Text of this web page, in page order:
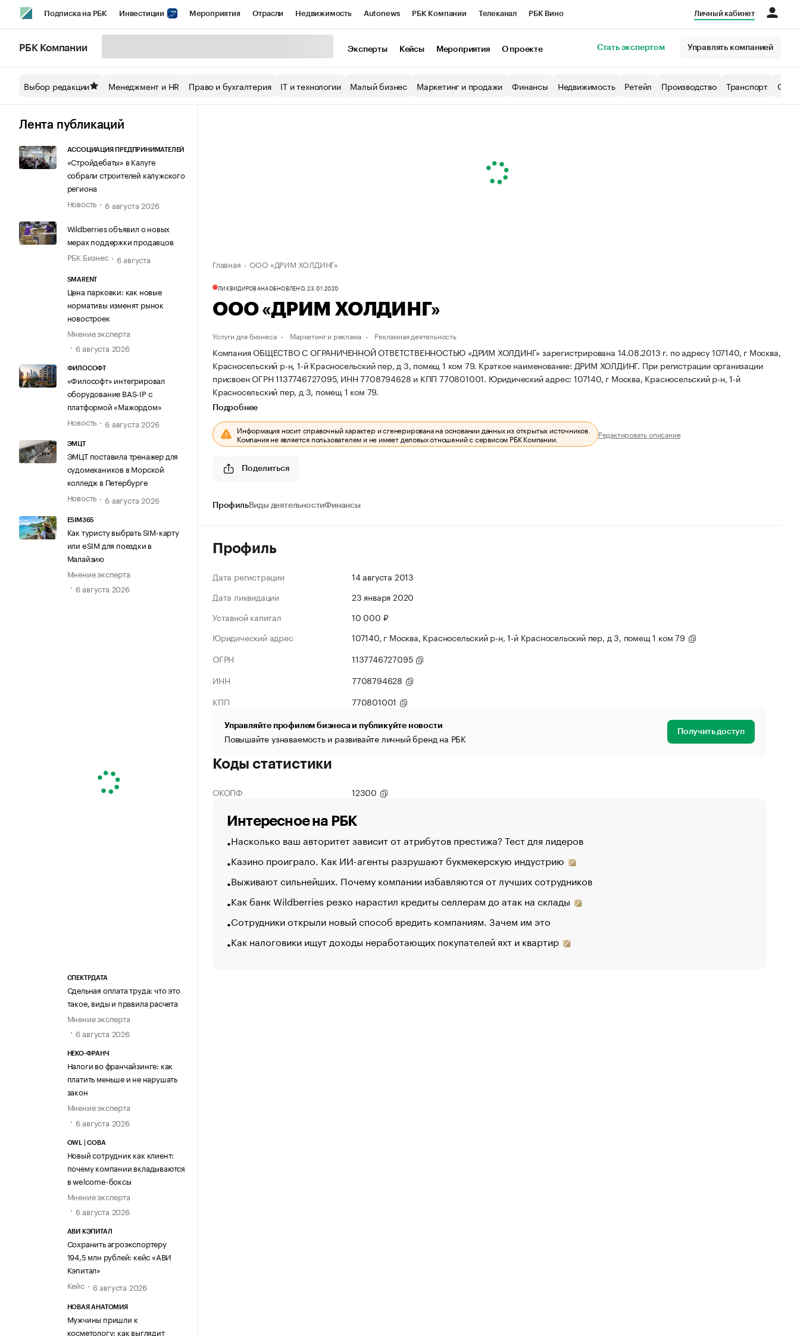
Подписка на РБК Инвестиции Мероприятия Отрасли Недвижимость Autonews РБК Компании Телеканал РБК Вино
Спецпроекты СПб Конференции СПб Спецпроекты Экономика Бизнес
Технологии и медиа
Личный кабинет
РБК Компании Эксперты Кейсы Мероприятия О проекте Стать экспертом Управлять компанией
Выбор редакции Менеджмент и HR Право и бухгалтерия IT и технологии Малый бизнес Маркетинг и продажи Финансы Недвижимость Ретейл Производство Транспорт
Лента публикаций
АССОЦИАЦИЯ ПРЕДПРИНИМАТЕЛЕЙ
«Стройдебаты» в Калуге
собрали строителей калужского
региона
Новость
6 августа 2026
Wildberries объявил о новых
мерах поддержки продавцов
РБК Бизнес
6 августа
SMARENT
Цена парковки: как новые
нормативы изменят рынок
новостроек
Мнение эксперта
6 августа 2026
ФИЛОСОФТ
«Философт» интегрировал
оборудование BAS-IP с
платформой «Мажордом»
Новость
6 августа 2026
ЭМЦТ
ЭМЦТ поставила тренажер для
судомехаников в Морской
колледж в Петербурге
Новость
6 августа 2026
ESIM365
Как туристу выбрать SIM-карту
или eSIM для поездки в
Малайзию
Мнение эксперта
6 августа 2026
СПЕКТРДАТА
Сдельная оплата труда: что это
такое, виды и правила расчета
Мнение эксперта
6 августа 2026
НЕКО-ФРАНЧ
Налоги во франчайзинге: как
платить меньше и не нарушать
закон
Мнение эксперта
6 августа 2026
OWL | СОВА
Новый сотрудник как клиент:
почему компании вкладываются
в welcome-боксы
Мнение эксперта
6 августа 2026
АВИ КЭПИТАЛ
Сохранить агроэкспортеру
194,5 млн рублей: кейс «АВИ
Кэпитал»
Кейс
6 августа 2026
НОВАЯ АНАТОМИЯ
Мужчины пришли к
косметологу: как выглядит
Главная ООО «ДРИМ ХОЛДИНГ»
ЛИКВИДИРОВАНАОБНОВЛЕНО, 23.01.2020
ООО «ДРИМ ХОЛДИНГ»
Услуги для бизнеса Маркетинг и реклама Рекламная деятельность
Компания ОБЩЕСТВО С ОГРАНИЧЕННОЙ ОТВЕТСТВЕННОСТЬЮ «ДРИМ ХОЛДИНГ» зарегистрирована 14.08.2013 г. по адресу 107140, г Москва,
Красносельский р-н, 1-й Красносельский пер, д 3, помещ 1 ком 79. Краткое наименование: ДРИМ ХОЛДИНГ. При регистрации организации
присвоен ОГРН 1137746727095, ИНН 7708794628 и КПП 770801001. Юридический адрес: 107140, г Москва, Красносельский р-н, 1-й
Красносельский пер, д 3, помещ 1 ком 79.
Подробнее
Информация носит справочный характер и сгенерирована на основании данных из открытых источников.
Компания не является пользователем и не имеет деловых отношений с сервисом РБК Компании. Редактировать описание
Поделиться
ПрофильВиды деятельностиФинансы
Профиль
Дата регистрации
14 августа 2013
Дата ликвидации
23 января 2020
Уставной капитал
10 000 ₽
Юридический адрес
107140, г Москва, Красносельский р-н, 1-й Красносельский пер, д 3, помещ 1 ком 79
ОГРН
1137746727095
ИНН
7708794628
КПП
770801001
Управляйте профилем бизнеса и публикуйте новости
Повышайте узнаваемость и развивайте личный бренд на РБК Получить доступ
Коды статистики
ОКОПФ 12300
Интересное на РБК
Насколько ваш авторитет зависит от атрибутов престижа? Тест для лидеров
Казино проиграло. Как ИИ-агенты разрушают букмекерскую индустрию
Выживают сильнейших. Почему компании избавляются от лучших сотрудников
Как банк Wildberries резко нарастил кредиты селлерам до атак на склады
Сотрудники открыли новый способ вредить компаниям. Зачем им это
Как налоговики ищут доходы неработающих покупателей яхт и квартир